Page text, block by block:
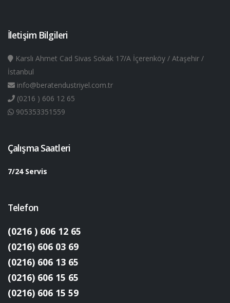
İletişim Bilgileri
Karslı Ahmet Cad Sivas Sokak 17/A İçerenköy / Ataşehir /
İstanbul
info@beratendustriyel.com.tr
(0216 ) 606 12 65
905353351559
Çalışma Saatleri
7/24 Servis
Telefon
(0216 ) 606 12 65
(0216) 606 03 69
(0216) 606 13 65
(0216) 606 15 65
(0216) 606 15 59